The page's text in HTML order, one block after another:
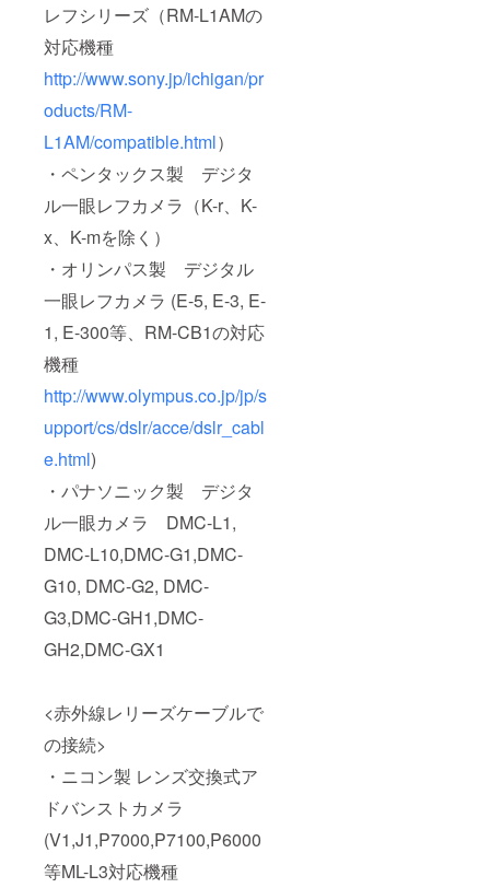
レフシリーズ（RM-L1AMの
対応機種
http://www.sony.jp/ichigan/pr
oducts/RM-
L1AM/compatible.html）
・ペンタックス製 デジタ
ル一眼レフカメラ（K-r、K-
x、K-mを除く）
・オリンパス製 デジタル
一眼レフカメラ (E-5, E-3, E-
1, E-300等、RM-CB1の対応
機種
http://www.olympus.co.jp/jp/s
upport/cs/dslr/acce/dslr_cabl
e.html)
・パナソニック製 デジタ
ル一眼カメラ DMC-L1,
DMC-L10,DMC-G1,DMC-
G10, DMC-G2, DMC-
G3,DMC-GH1,DMC-
GH2,DMC-GX1
<赤外線レリーズケーブルで
の接続>
・ニコン製 レンズ交換式ア
ドバンストカメラ
(V1,J1,P7000,P7100,P6000
等ML-L3対応機種